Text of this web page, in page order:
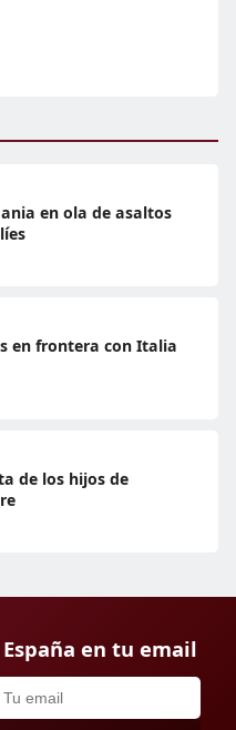
en ola de asaltos
en frontera con Italia
de los hijos de
en tu email